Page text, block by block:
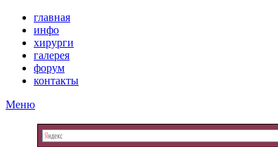
главная
инфо
хирурги
галерея
форум
контакты
Меню